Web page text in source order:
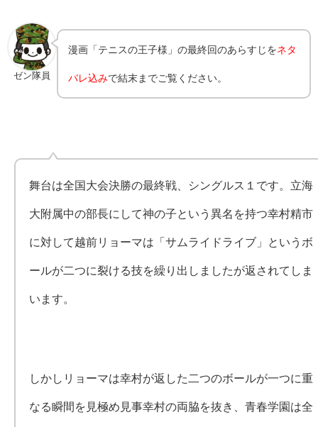
ゼン隊員
漫画「 テニスの王子様 」の最終回のあらすじをネタ
バレ込みで結末までご覧ください。
舞台は全国大会決勝の最終戦、シングルス１です。立海
大附属中の部長にして神の子という異名を持つ幸村精市
に対して越前リョーマは「サムライドライブ」というボ
ールが二つに裂ける技を繰り出しましたが返されてしま
います。
しかしリョーマは幸村が返した二つのボールが一つに重
なる瞬間を見極め見事幸村の両脇を抜き、青春学園は全